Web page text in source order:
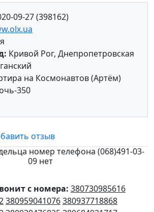
09-27 (398162)
Кривой Рог, Днепропетровская
на Космонавтов (Артём)
350
отзыв
номер телефона (068)491-03-
09 нет
с номера: 380730985616
380959041076380937718868